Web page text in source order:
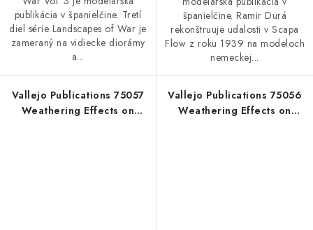
publikácia v španielčine. Tretí
diel série Landscapes of War je
zameraný na vidiecke diorámy
a...
španielčine. Ramir Durá
rekonštruuje udalosti v Scapa
Flow z roku 1939 na modeloch
nemeckej...
Vallejo Publications 75057
Weathering Effects on
Vallejo Publications 75056
Weathering Effects on